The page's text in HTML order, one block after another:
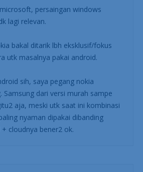
persaingan windows
lagi relevan.
bakal ditarik lbh eksklusif/fokus
utk masalnya pakai android.
sih, saya pegang nokia
Samsung dari versi murah sampe
aja, meski utk saat ini kombinasi
nyaman dipakai dibanding
cloudnya bener2 ok.